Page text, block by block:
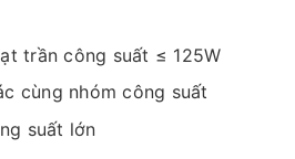
trần công suất ≤ 125W
cùng nhóm công suất
suất lớn